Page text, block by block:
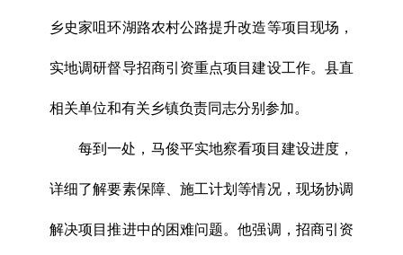
乡史家咀环湖路农村公路提升改造等项目现场，
实地调研督导招商引资重点项目建设工作。县直
相关单位和有关乡镇负责同志分别参加。
每到一处，马俊平实地察看项目建设进度，
详细了解要素保障、施工计划等情况，现场协调
解决项目推进中的困难问题。他强调，招商引资